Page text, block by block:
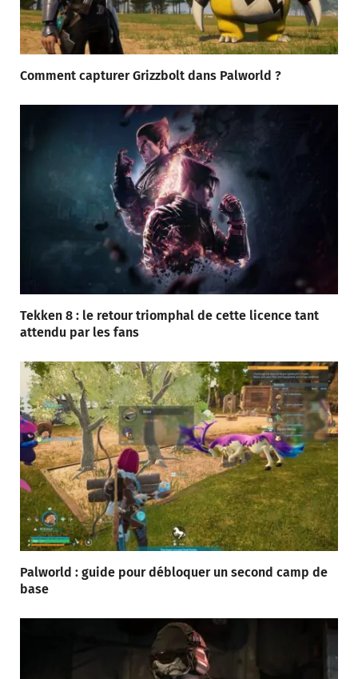
Comment capturer Grizzbolt dans Palworld ?
Tekken 8 : le retour triomphal de cette licence tant
attendu par les fans
Palworld : guide pour débloquer un second camp de
base